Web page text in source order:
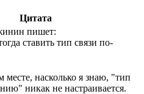
Цитата
пишет:
ставить тип связи по-
месте, насколько я знаю, "тип
никак не настраивается.